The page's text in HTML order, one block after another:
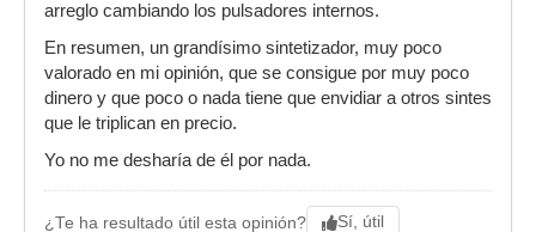
arreglo cambiando los pulsadores internos.
En resumen, un grandísimo sintetizador, muy poco
valorado en mi opinión, que se consigue por muy poco
dinero y que poco o nada tiene que envidiar a otros sintes
que le triplican en precio.
Yo no me desharía de él por nada.
¿Te ha resultado útil esta opinión? Sí, útil